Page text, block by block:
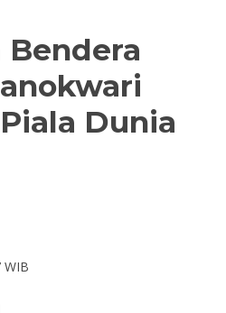
Bendera
Dunia
WIB